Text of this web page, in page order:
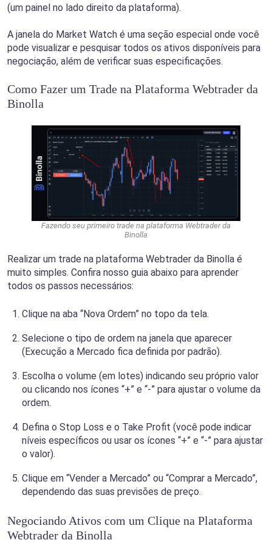
(um painel no lado direito da plataforma).
A janela do Market Watch é uma seção especial onde você
pode visualizar e pesquisar todos os ativos disponíveis para
negociação, além de verificar suas especificações.
Como Fazer um Trade na Plataforma Webtrader da
Binolla
Fazendo seu primeiro trade na plataforma Webtrader da
Binolla
Realizar um trade na plataforma Webtrader da Binolla é
muito simples. Confira nosso guia abaixo para aprender
todos os passos necessários:
Clique na aba “Nova Ordem” no topo da tela.
Selecione o tipo de ordem na janela que aparecer
(Execução a Mercado fica definida por padrão).
Escolha o volume (em lotes) indicando seu próprio valor
ou clicando nos ícones “+” e “-” para ajustar o volume da
ordem.
Defina o Stop Loss e o Take Profit (você pode indicar
níveis específicos ou usar os ícones “+” e “-” para ajustar
o valor).
Clique em “Vender a Mercado” ou “Comprar a Mercado”,
dependendo das suas previsões de preço.
Negociando Ativos com um Clique na Plataforma
Webtrader da Binolla